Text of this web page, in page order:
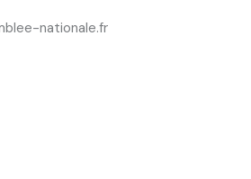
nationale.fr